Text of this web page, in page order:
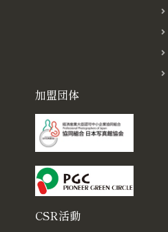
加盟団体
CSR活動